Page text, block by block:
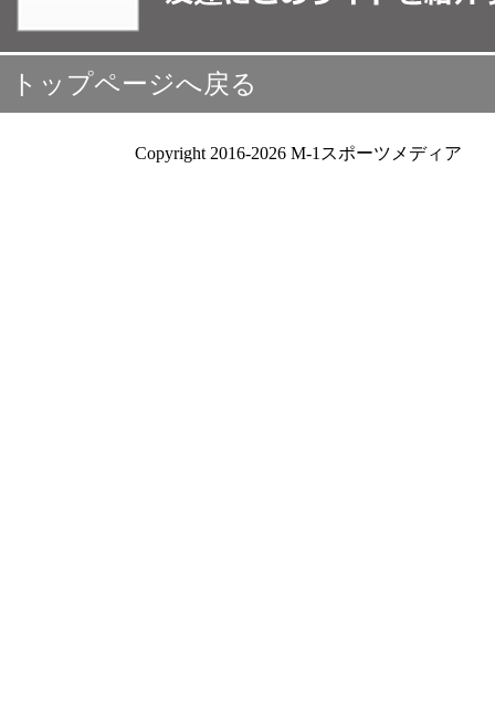
トップページへ戻る
Copyright 2016-2026 M-1スポーツメディア